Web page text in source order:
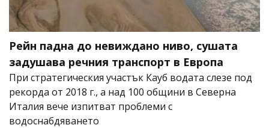
Рейн падна до невиждано ниво, сушата
задушава речния транспорт в Европа
При стратегическия участък Кауб водата слезе под
рекорда от 2018 г., а над 100 общини в Северна
Италия вече изпитват проблеми с
водоснабдяването